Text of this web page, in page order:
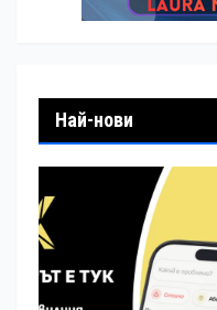
Най-нови